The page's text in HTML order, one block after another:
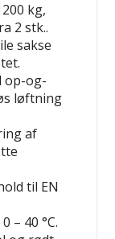
kg,
2 stk..
sakse
op-og-
løftning
af
til EN
– 40 °C.